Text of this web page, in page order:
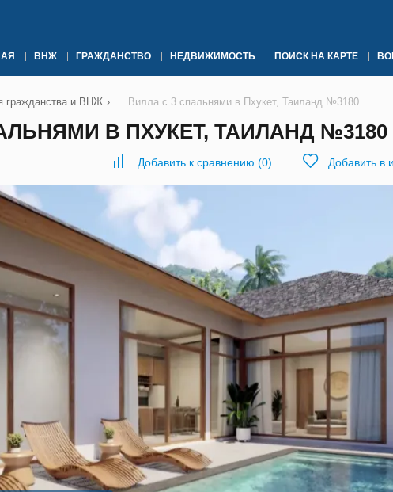
ВНЖ ГРАЖДАНСТВО НЕДВИЖИМОСТЬ ПОИСК НА КАРТЕ
гражданства и ВНЖ › Вилла с 3 спальнями в Пхукет, Таиланд №3180
В ПХУКЕТ, ТАИЛАНД №3180
Добавить к сравнению (0) Добавить в